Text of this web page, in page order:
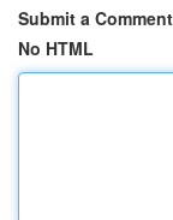
Submit a Comment
No HTML